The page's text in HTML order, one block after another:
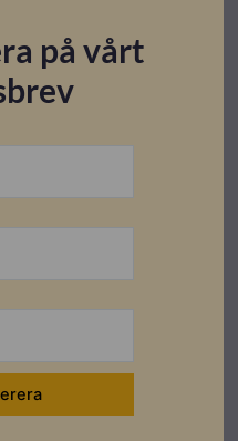
på vårt